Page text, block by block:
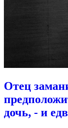
Отец
дочь, - и